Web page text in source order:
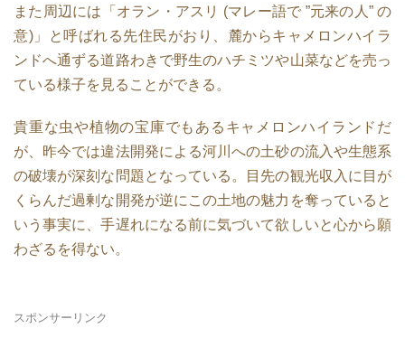
また周辺には「オラン・アスリ (マレー語で ”元来の人” の
意)」と呼ばれる先住民がおり、麓からキャメロンハイラ
ンドへ通ずる道路わきで野生のハチミツや山菜などを売っ
ている様子を見ることができる。
貴重な虫や植物の宝庫でもあるキャメロンハイランドだ
が、昨今では違法開発による河川への土砂の流入や生態系
の破壊が深刻な問題となっている。目先の観光収入に目が
くらんだ過剰な開発が逆にこの土地の魅力を奪っていると
いう事実に、手遅れになる前に気づいて欲しいと心から願
わざるを得ない。
スポンサーリンク